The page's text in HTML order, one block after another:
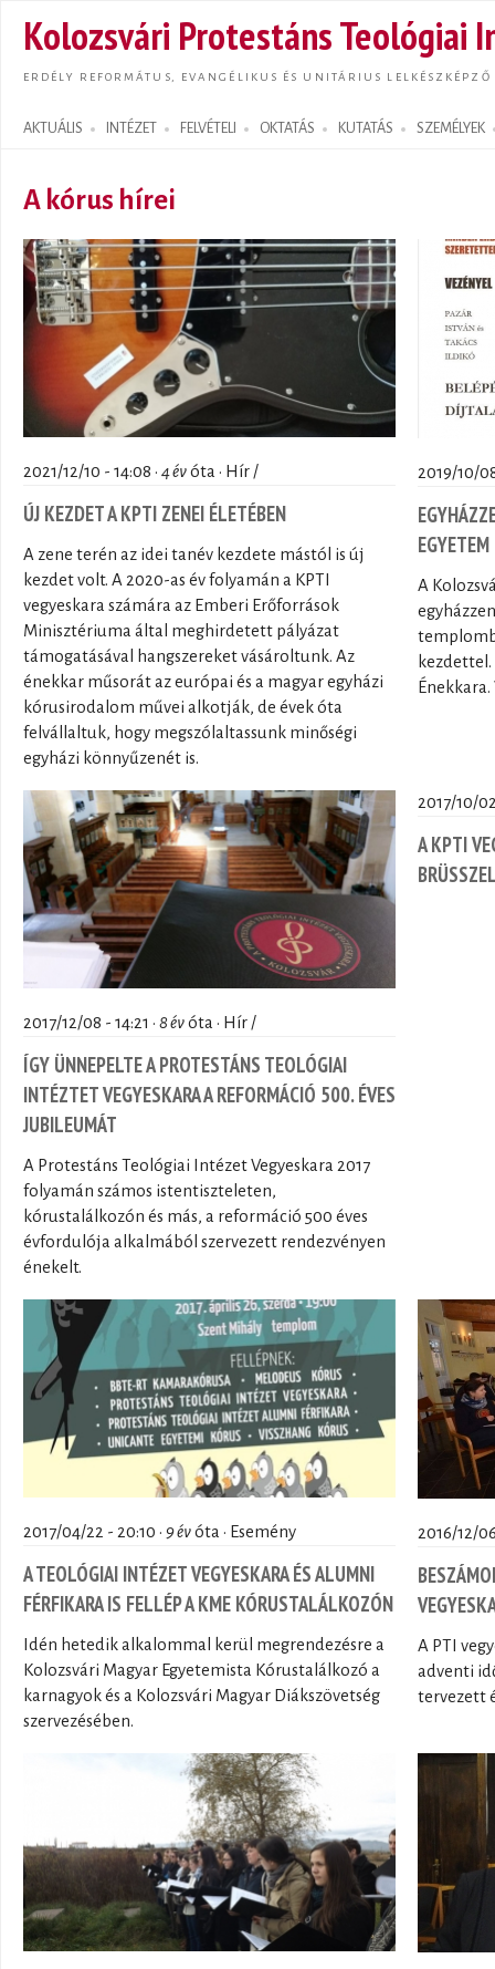
Kolozsvári Protestáns Teológiai
ERDÉLY REFORMÁTUS, EVANGÉLIKUS ÉS UNITÁRIUS LELKÉSZKÉPZŐ
AKTUÁLIS INTÉZET FELVÉTELI OKTATÁS KUTATÁS SZEMÉLYEK
Search form
A kórus hírei
2021/12/10 - 14:08 · 4 évóta · Hír /
ÚJ KEZDET A KPTI ZENEI ÉLETÉBEN
A zene terén az idei tanév kezdete mástól is új
kezdet volt. A 2020-as év folyamán a KPTI
vegyeskara számára az Emberi Erőforrások
Minisztériuma által meghirdetett pályázat
támogatásával hangszereket vásároltunk. Az
énekkar műsorát az európai és a magyar egyházi
kórusirodalom művei alkotják, de évek óta
felvállaltuk, hogy megszólaltassunk minőségi
egyházi könnyűzenét is.
2019/10/
A
2017/12/08 - 14:21 · 8 évóta · Hír /
ÍGY ÜNNEPELTE A PROTESTÁNS TEOLÓGIAI
INTÉZTET VEGYESKARA A REFORMÁCIÓ 500. ÉVES
JUBILEUMÁT
A Protestáns Teológiai Intézet Vegyeskara 2017
folyamán számos istentiszteleten,
kórustalálkozón és más, a reformáció 500 éves
évfordulója alkalmából szervezett rendezvényen
énekelt.
2017/10/
A KPTI
2017/04/22 - 20:10 · 9 évóta · Esemény
A TEOLÓGIAI INTÉZET VEGYESKARA ÉS ALUMNI
FÉRFIKARA IS FELLÉP A KME KÓRUSTALÁLKOZÓN
Idén hetedik alkalommal kerül megrendezésre a
Kolozsvári Magyar Egyetemista Kórustalálkozó a
karnagyok és a Kolozsvári Magyar Diákszövetség
szervezésében.
2016/12/
A PTI
adventi
tervezett